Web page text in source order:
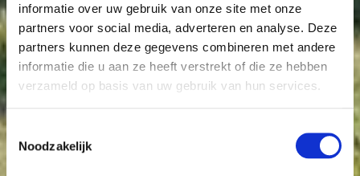
informatie over uw gebruik van onze site met onze
partners voor social media, adverteren en analyse. Deze
partners kunnen deze gegevens combineren met andere
informatie die u aan ze heeft verstrekt of die ze hebben
verzameld op basis van uw gebruik van hun services.
Toestemmingsselectie
Noodzakelijk